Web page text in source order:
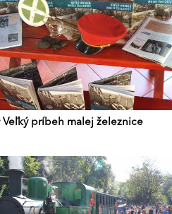
Veľký príbeh malej železnice